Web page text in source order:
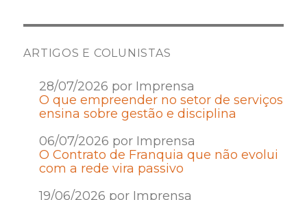
ARTIGOS E COLUNISTAS
28/07/2026 por Imprensa
O que empreender no setor de serviços
ensina sobre gestão e disciplina
06/07/2026 por Imprensa
O Contrato de Franquia que não evolui
com a rede vira passivo
19/06/2026 por Imprensa